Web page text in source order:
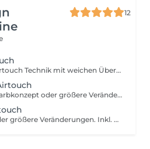
12
Einfache Balayage oder Airtouch Technik mit weichen Übergängen für langanhaltendem Tragekomfort. Inkl. Beratung, Haarpflege, Handmassage und Kopfmassage. Für wen ist das Basic Balayage-Paket geeignet? Dieses Paket richtet sich an Kundinnen, die bereits eine Balayage oder Airtouch-Behandlung hatten und sich eine dezente Auffrischung wünschen. Es ist ideal, wenn die bestehende Farbtechnik noch gut erhalten ist und lediglich sanft nachgearbeitet werden soll, ohne eine komplette Neugestaltung. Ebenso eignet sich Basic Paket für alle, die gezielte, leichte Aufhellungen bevorzugen – zum Beispiel am Oberkopf, im Konturbereich oder als Face Frame. Perfekt für einen frischen, natürlichen Look mit minimalem Aufwand und ohne den gesamten Kopf zu behandeln.
Ganzheitliches Balayage Farbkonzept oder größere Veränderungen. Inkl. Beratung, Haarpflege, Handmassage und Kopfmassage. Für wen ist das Premium Balayage-Paket geeignet? Dieses Paket ist ideal für Kundinnen, die sich eine deutlichere Auffrischung oder Veränderung wünschen, ohne eine komplette Neugestaltung vorzunehmen. Es eignet sich besonders, wenn die bestehende Balayage herausgewachsen ist und mehr Helligkeit sowie eine gleichmäßigere Farbverteilung gewünscht wird. Perfekt für alle, die mehr als nur eine leichte Nacharbeit möchten – zum Beispiel zusätzliche Strähnen im Längen- und Spitzenbereich, eine intensivere Aufhellung oder ein insgesamt frischer, lebendiger Look. Das Premium Paket bildet die optimale Balance zwischen natürlicher Auffrischung und sichtbarer Veränderung.
Intensives Farbkonzept oder größere Veränderungen. Inkl. Beratung, Haarpflege, Handmassage und Kopfmassage. Für wen ist das Deluxe Balayage-Paket geeignet? Das Deluxe Balayage ist die richtige Wahl, wenn der gesamte Kopf umfassend bearbeitet wird – für ein neues, harmonisches Gesamtbild mit maximaler Leuchtkraft und Dimension. Perfekt für alle, die bereit sind für einen intensiven, hochwertigen Farbservice mit einem deutlich sichtbaren Ergebnis.